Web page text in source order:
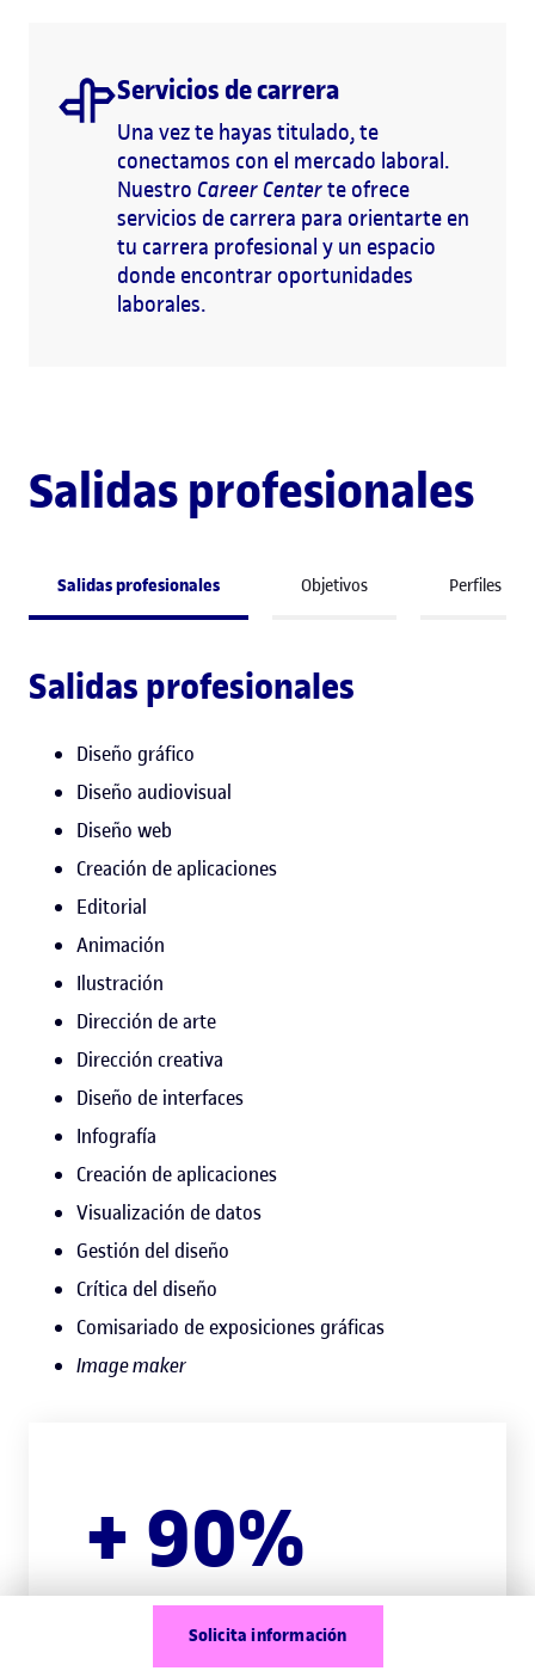
Solicita información
Servicios de carrera
Una vez te hayas titulado, te
conectamos con el mercado laboral.
Nuestro Career Centerte ofrece
servicios de carrera para orientarte en
tu carrera profesional y un espacio
donde encontrar oportunidades
laborales.
Salidas profesionales
Salidas profesionales Objetivos Perfiles
Salidas profesionales
Diseño gráfico
Diseño audiovisual
Diseño web
Creación de aplicaciones
Editorial
Animación
Ilustración
Dirección de arte
Dirección creativa
Diseño de interfaces
Infografía
Creación de aplicaciones
Visualización de datos
Gestión del diseño
Crítica del diseño
Comisariado de exposiciones gráficas
Image maker
+ 90%
de los graduados y graduadas en
Diseño y Creación Digitales trabajan,
según la AQU.